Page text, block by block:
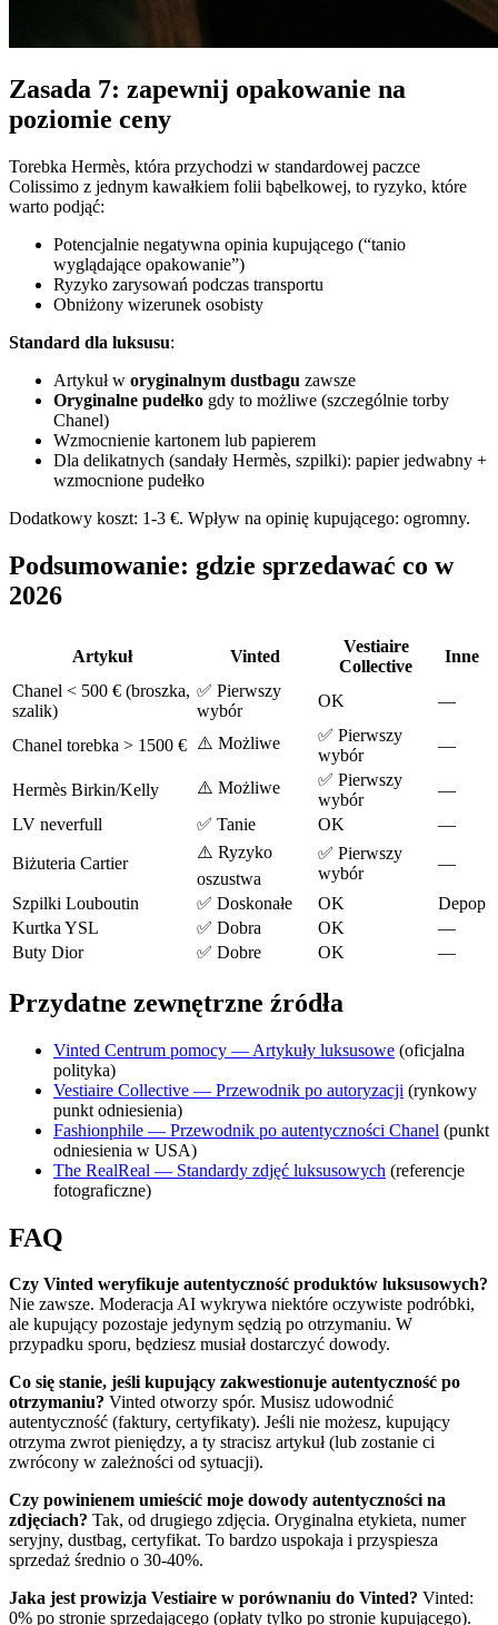
Zasada 7: zapewnij opakowanie na
poziomie ceny
Torebka Hermès, która przychodzi w standardowej paczce
Colissimo z jednym kawałkiem folii bąbelkowej, to ryzyko, które
warto podjąć:
Potencjalnie negatywna opinia kupującego (“tanio
wyglądające opakowanie”)
Ryzyko zarysowań podczas transportu
Obniżony wizerunek osobisty
Standard dla luksusu:
Artykuł w oryginalnym dustbagu zawsze
Oryginalne pudełko gdy to możliwe (szczególnie torby
Chanel)
Wzmocnienie kartonem lub papierem
Dla delikatnych (sandały Hermès, szpilki): papier jedwabny +
wzmocnione pudełko
Dodatkowy koszt: 1-3 €. Wpływ na opinię kupującego: ogromny.
Podsumowanie: gdzie sprzedawać co w
2026
Artykuł Vinted
Vestiaire
Collective
Inne
Chanel < 500 € (broszka,
szalik)
✅ Pierwszy
wybór
OK —
Chanel torebka > 1500 € ⚠️ Możliwe
✅ Pierwszy
wybór
—
Hermès Birkin/Kelly ⚠️ Możliwe
✅ Pierwszy
wybór
—
LV neverfull
✅ Tanie OK —
Biżuteria Cartier
⚠️ Ryzyko
oszustwa
✅ Pierwszy
wybór
—
Szpilki Louboutin ✅ Doskonałe OK
Depop
Kurtka YSL
✅ Dobra OK
—
Buty Dior
✅ Dobre OK —
Przydatne zewnętrzne źródła
Vinted Centrum pomocy — Artykuły luksusowe (oficjalna
polityka)
Vestiaire Collective — Przewodnik po autoryzacji (rynkowy
punkt odniesienia)
Fashionphile — Przewodnik po autentyczności Chanel (punkt
odniesienia w USA)
The RealReal — Standardy zdjęć luksusowych (referencje
fotograficzne)
FAQ
Czy Vinted weryfikuje autentyczność produktów luksusowych?
Nie zawsze. Moderacja AI wykrywa niektóre oczywiste podróbki,
ale kupujący pozostaje jedynym sędzią po otrzymaniu. W
przypadku sporu, będziesz musiał dostarczyć dowody.
Co się stanie, jeśli kupujący zakwestionuje autentyczność po
otrzymaniu? Vinted otworzy spór. Musisz udowodnić
autentyczność (faktury, certyfikaty). Jeśli nie możesz, kupujący
otrzyma zwrot pieniędzy, a ty stracisz artykuł (lub zostanie ci
zwrócony w zależności od sytuacji).
Czy powinienem umieścić moje dowody autentyczności na
zdjęciach? Tak, od drugiego zdjęcia. Oryginalna etykieta, numer
seryjny, dustbag, certyfikat. To bardzo uspokaja i przyspiesza
sprzedaż średnio o 30-40%.
Jaka jest prowizja Vestiaire w porównaniu do Vinted? Vinted:
0% po stronie sprzedającego (opłaty tylko po stronie kupującego).